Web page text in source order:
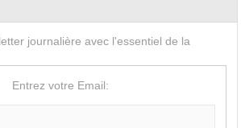
journalière avec l'essentiel de la
Entrez votre Email: